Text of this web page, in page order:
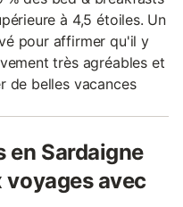
à 4,5 étoiles. Un
pour affirmer qu'il y
très agréables et
de belles vacances
en Sardaigne
avec